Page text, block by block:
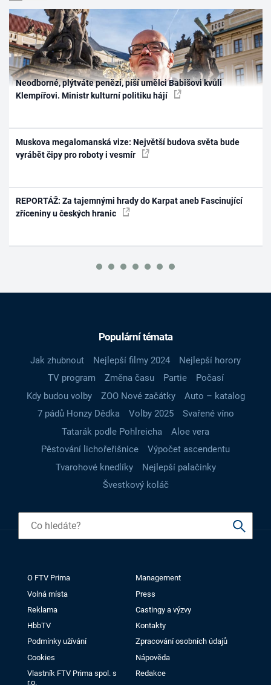
Neodborné, plýtváte penězi, píší umělci Babišovi kvůli
Klempířovi. Ministr kulturní politiku hájí
Muskova megalomanská vize: Největší budova světa bude
vyrábět čipy pro roboty i vesmír
REPORTÁŽ: Za tajemnými hrady do Karpat aneb Fascinující
zříceniny u českých hranic
Populární témata
Jak zhubnout Nejlepší filmy 2024
Nejlepší horory
TV program
Změna času Partie
Počasí
Kdy budou volby
ZOO Nové začátky
Auto – katalog
7 pádů Honzy Dědka
Volby 2025
Svařené víno
Tatarák podle Pohlreicha
Aloe vera
Pěstování lichořeřišnice
Výpočet ascendentu
Tvarohové knedlíky
Nejlepší palačinky
Švestkový koláč
O FTV Prima
Management
Volná místa
Press
Reklama
Castingy a výzvy
HbbTV
Kontakty
Podmínky užívání
Zpracování osobních údajů
Cookies
Nápověda
Vlastník FTV Prima spol. s
r.o.
Redakce